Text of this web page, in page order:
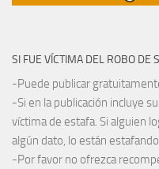
SI FUE VÍCTIMA DEL ROBO DE
-Puede publicar
-Si en la publicación incluye
víctima de estafa. Si alguien
algún dato, lo están
-Por favor no ofrezca